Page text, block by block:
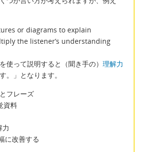
or diagrams to explain
the listener’s understanding
使って説明すると（聞き手の） 理解力
。」となります。
フレーズ
資料
に改善する